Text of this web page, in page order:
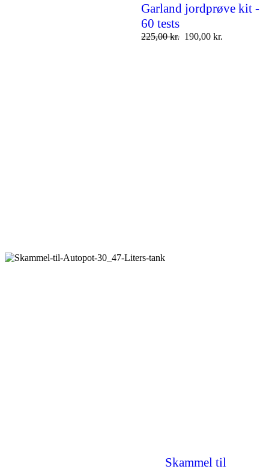
Garland jordprøve kit -
60 tests
225,00kr. 190,00 kr.
Skammel til